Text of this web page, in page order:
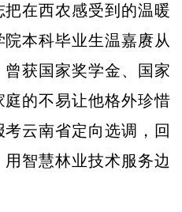
在西农感受到的温暖
本科毕业生温嘉赓从
获国家奖学金、国家
的不易让他格外珍惜
云南省定向选调，回
智慧林业技术服务边